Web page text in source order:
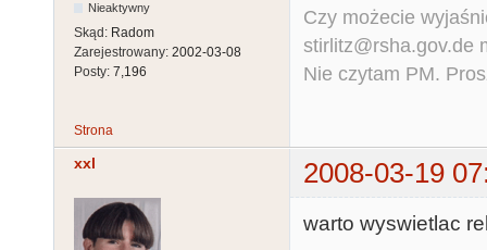
Nieaktywny
Skąd: Radom
Zarejestrowany: 2002-03-08
Posty: 7,196
Czy możecie
stirlitz@rsha.gov.de
Nie czytam PM.
Strona
xxl 2008-03-19
warto wyswietlac